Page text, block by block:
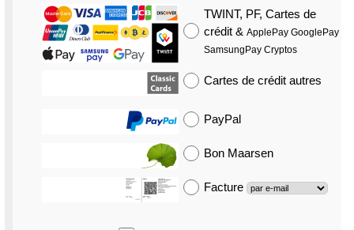
TWINT, PF, Cartes de
crédit & ApplePay GooglePay
SamsungPay Cryptos
Cartes de crédit autres
PayPal
Bon Maarsen
Facture